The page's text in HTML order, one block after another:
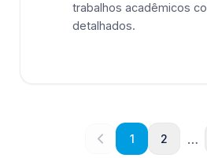
trabalhos acadêmicos
detalhados.
1 2 …